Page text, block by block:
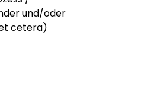
und/oder
cetera)